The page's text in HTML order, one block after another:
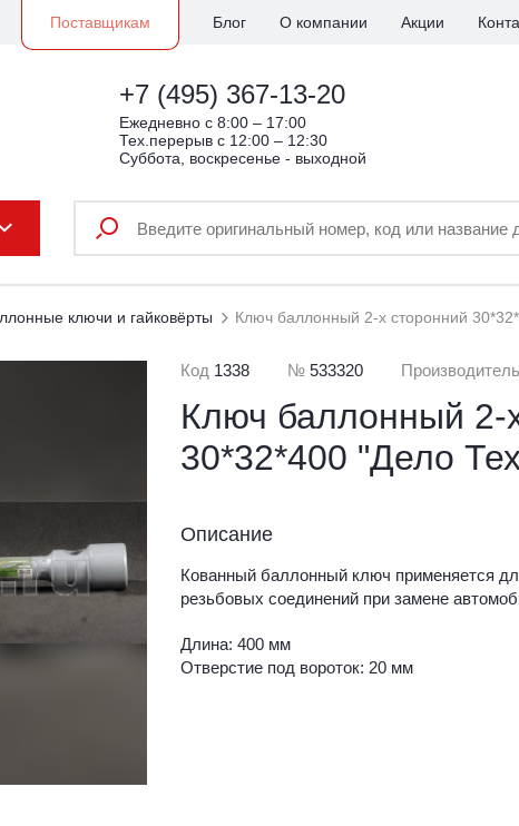
Поставщикам Блог О компании Акции
+7 (495) 367-13-20
Ежедневно c 8:00 – 17:00
Тех.перерыв с 12:00 – 12:30
Суббота, воскресенье - выходной
ключи и гайковёрты Ключ баллонный 2-х сторонний
Код 1338 № 533320 Производитель
Ключ баллонный 2-
30*32*400 "Дело
Описание
Кованный баллонный ключ применяется
резьбовых соединений при замене
Длина: 400 мм
Отверстие под вороток: 20 мм